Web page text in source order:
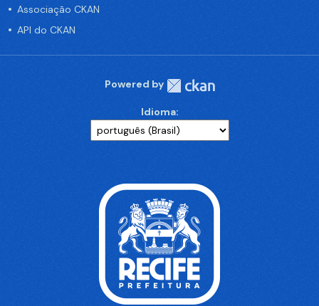
Associação CKAN
API do CKAN
Powered by
Idioma